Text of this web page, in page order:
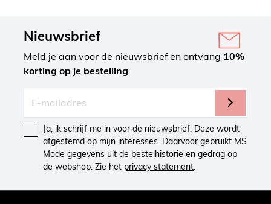
Nieuwsbrief
Meld je aan voor de nieuwsbrief en ontvang 10%
korting op je bestelling
Ja, ik schrijf me in voor de nieuwsbrief. Deze wordt
afgestemd op mijn interesses. Daarvoor gebruikt MS
Mode gegevens uit de bestelhistorie en gedrag op
de webshop. Zie het privacy statement.